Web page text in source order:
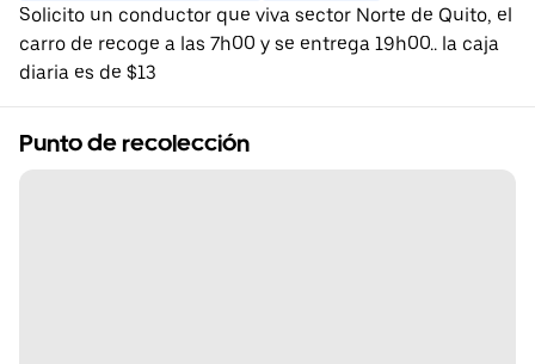
Solicito un conductor que viva sector Norte de Quito, el
carro de recoge a las 7h00 y se entrega 19h00.. la caja
diaria es de $13
Punto de recolección